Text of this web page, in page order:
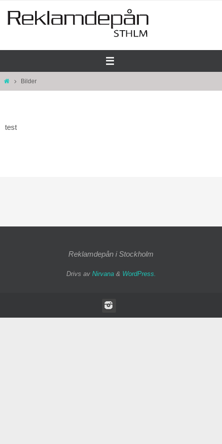
HomeBilder
test
Reklamdepån i Stockholm
Drivs av Nirvana& WordPress.